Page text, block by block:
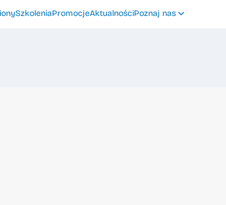
SzkoleniaPromocjeAktualnościPoznaj nas